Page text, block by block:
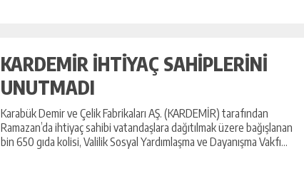
KARDEMİR İHTİYAÇ SAHİPLERİNİ
UNUTMADI
Karabük Demir ve Çelik Fabrikaları AŞ. (KARDEMİR) tarafından
Ramazan’da ihtiyaç sahibi vatandaşlara dağıtılmak üzere bağışlanan
bin 650 gıda kolisi, Valilik Sosyal Yardımlaşma ve Dayanışma Vakfı...